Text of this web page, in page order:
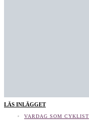
LÄS INLÄGGET
VARDAG SOM CYKLIST